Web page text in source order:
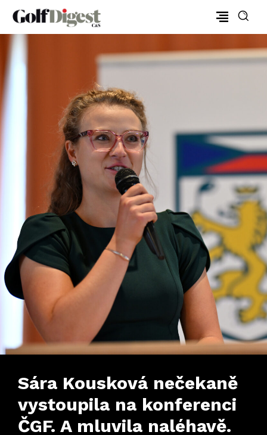
Sára Kousková nečekaně
vystoupila na konferenci
ČGF. A mluvila naléhavě.